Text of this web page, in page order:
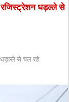
रजिस्ट्रेशन धड़ल्ले से
धड़ल्ले से चल रहे